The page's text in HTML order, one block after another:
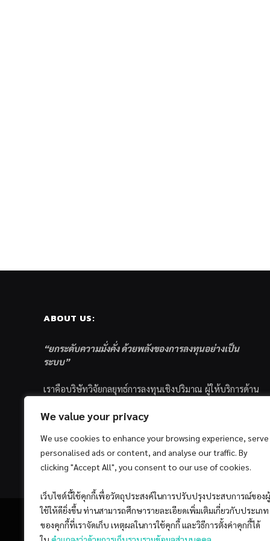
We value your privacy
We use cookies to enhance your browsing experience, serve
personalised ads or content, and analyse our traffic. By
clicking "Accept All", you consent to our use of cookies.
เว็บไซต์นี้ใช้คุกกี้เพื่อวัตถุประสงค์ในการปรับปรุงประสบการณ์ของผู้
ใช้ให้ดียิ่งขึ้น ท่านสามารถศึกษารายละเอียดเพิ่มเติมเกี่ยวกับประเภท
ของคุกกี้ที่เราจัดเก็บ เหตุผลในการใช้คุกกี้ และวิธีการตั้งค่าคุกกี้ได้
ABOUT US:
“ยกระดับความมั่งคั่ง ด้วยพลังของการลงทุนอย่างเป็น
ระบบ”
เราคือบริษัทวิจัยกลยุทธ์การลงทุนเชิงปริมาณ ผู้ให้บริการด้าน
ส่วนบุคคล ซึ่งมีเป้าหมายที่จะช่วยเหลือให้นักลงทุนไทย
ด้วยแนวคิดและกระบวนการลงทุนอย่างเป็นระบบแบบ
Quantitative & Systematic Investing